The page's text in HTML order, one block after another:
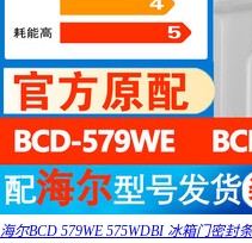
海尔BCD 579WE 575WDBI 冰箱门密